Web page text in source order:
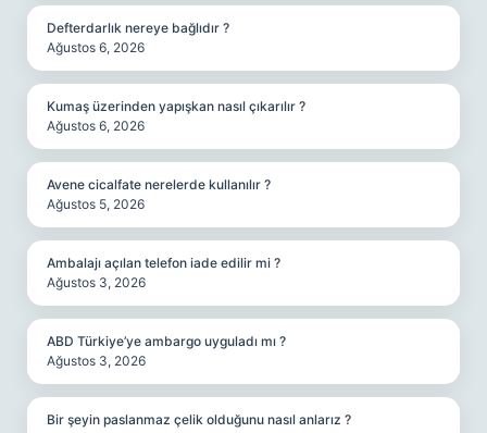
Defterdarlık nereye bağlıdır ?
Ağustos 6, 2026
Kumaş üzerinden yapışkan nasıl çıkarılır ?
Ağustos 6, 2026
Avene cicalfate nerelerde kullanılır ?
Ağustos 5, 2026
Ambalajı açılan telefon iade edilir mi ?
Ağustos 3, 2026
ABD Türkiye’ye ambargo uyguladı mı ?
Ağustos 3, 2026
Bir şeyin paslanmaz çelik olduğunu nasıl anlarız ?